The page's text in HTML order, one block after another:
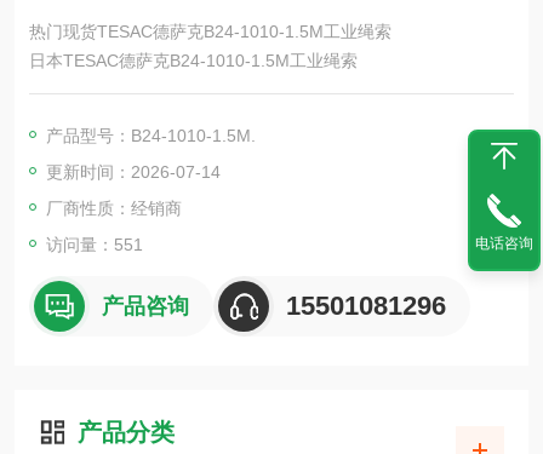
热门现货TESAC德萨克B24-1010-1.5M工业绳索
日本TESAC德萨克B24-1010-1.5M工业绳索
产品型号：B24-1010-1.5M.
更新时间：2026-07-14
厂商性质：经销商
访问量：551
产品咨询 15501081296
产品分类
电话咨询